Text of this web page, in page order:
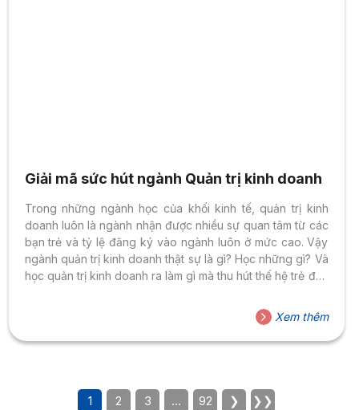
Giải mã sức hút ngành Quản trị kinh doanh
Trong những ngành học của khối kinh tế, quản trị kinh
doanh luôn là ngành nhận được nhiều sự quan tâm từ các
bạn trẻ và tỷ lệ đăng ký vào ngành luôn ở mức cao. Vậy
ngành quản trị kinh doanh thật sự là gì? Học những gì? Và
học quản trị kinh doanh ra làm gì mà thu hút thế hệ trẻ đến
của ngành học này nhé! Ngành quản trị kinh doanh là gì?
Học những gì? Giải mã sức hút ngành quản trị...
Xem thêm
1 2 3 … 92 ❯ ❯❯